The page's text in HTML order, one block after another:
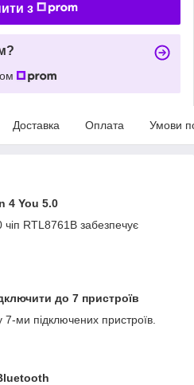
з
Доставка Оплата Умови
4 You 5.0
RTL8761B забезпечує
до 7 пристроїв
ми підключених пристроїв.